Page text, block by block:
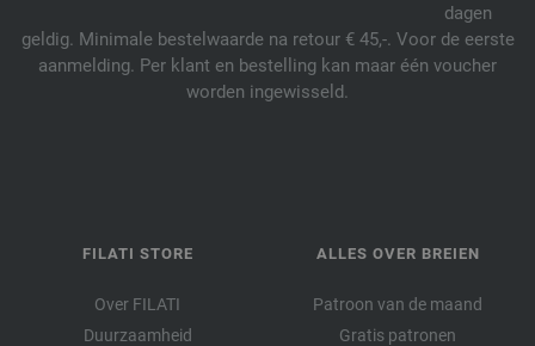
dagen
geldig. Minimale bestelwaarde na retour € 45,-. Voor de eerste
aanmelding. Per klant en bestelling kan maar één voucher
worden ingewisseld.
FILATI STORE
Over FILATI
Duurzaamheid
ALLES OVER BREIEN
Patroon van de maand
Gratis patronen